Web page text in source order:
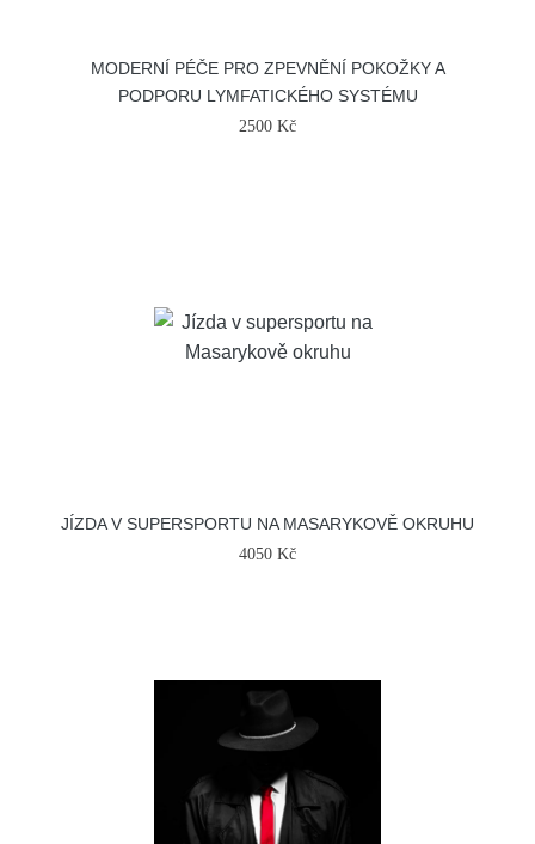
MODERNÍ PÉČE PRO ZPEVNĚNÍ POKOŽKY A
PODPORU LYMFATICKÉHO SYSTÉMU
2500 Kč
JÍZDA V SUPERSPORTU NA MASARYKOVĚ OKRUHU
4050 Kč